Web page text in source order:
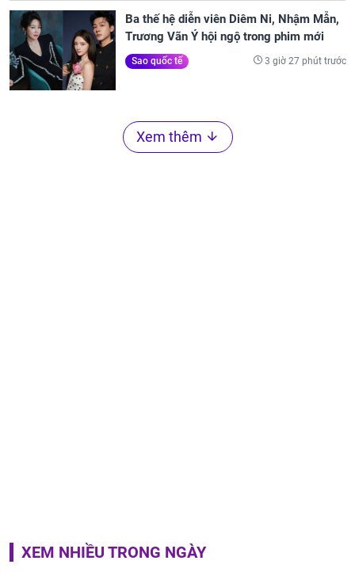
Ba thế hệ diễn viên Diêm Ni, Nhậm Mẫn,
Trương Vãn Ý hội ngộ trong phim mới
Sao quốc tế 3 giờ 27 phút trước
Xem thêm
XEM NHIỀU TRONG NGÀY